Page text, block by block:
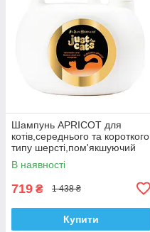
Шампунь APRICOT для
котів,середнього та короткого
типу шерсті,пом'якшуючий
1000 ml.
В наявності
719 ₴ 1 438 ₴
Купити